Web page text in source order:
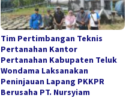
Tim Pertimbangan Teknis
Pertanahan Kantor
Pertanahan Kabupaten Teluk
Wondama Laksanakan
Peninjauan Lapang PKKPR
Berusaha PT. Nursyiam